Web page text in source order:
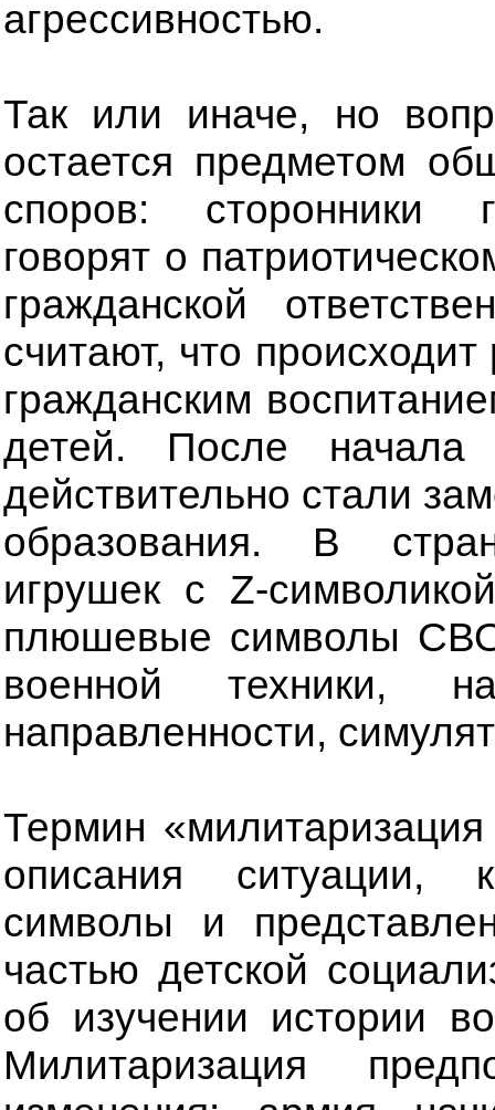
агрессивностью.
Так или иначе, но
остается предметом
споров: сторонники
говорят о
гражданской
считают, что
гражданским
детей. После
действительно стали
образования. В
игрушек с Z-
плюшевые символы
военной техники,
направленности,
Термин «милитаризация
описания ситуации,
символы и
частью детской
об изучении истории
Милитаризация